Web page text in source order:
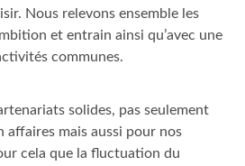
Nous relevons ensemble les
et entrain ainsi qu’avec une
communes.
solides, pas seulement
affaires mais aussi pour nos
cela que la fluctuation du